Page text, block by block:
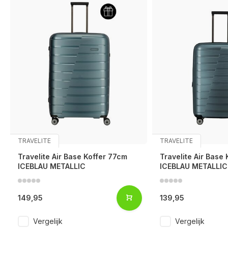
TRAVELITE
Travelite Air Base Koffer 77cm
ICEBLAU METALLIC
149,95
Vergelijk
TRAVELITE
Travelite Air Base
ICEBLAU METALLIC
139,95
Vergelijk